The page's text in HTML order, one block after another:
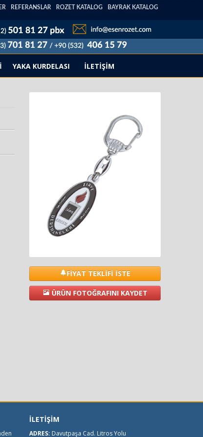
REFERANSLAR ROZET KATALOG BAYRAK KATALOG
YAKA KURDELASI İLETİŞİM
FİYAT TEKLİFİ İSTE
ÜRÜN FOTOĞRAFINI KAYDET
İLETİŞİM
ADRES: Davutpaşa Cad. Litros Yolu